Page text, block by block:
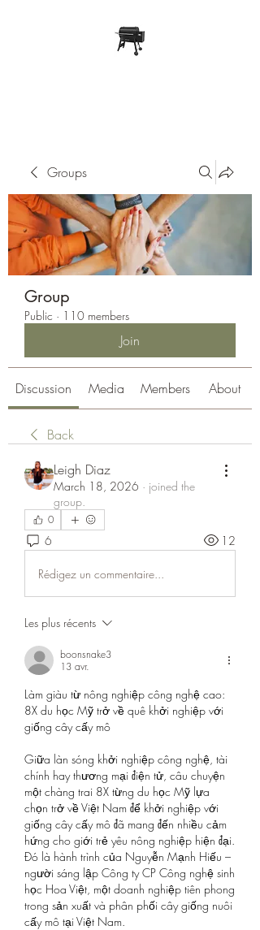
Groups
Group
Public · 110 members
Join
Discussion Media Members About
Back
Leigh Diaz
March 18, 2026 · joined the
group.
0
6 12
Rédigez un commentaire...
Les plus récents
boonsnake3
13 avr.
Làm giàu từ nông nghiệp công nghệ cao:
8X du học Mỹ trở về quê khởi nghiệp với
giống cây cấy mô
Giữa làn sóng khởi nghiệp công nghệ, tài
chính hay thương mại điện tử, câu chuyện
một chàng trai 8X từng du học Mỹ lựa
chọn trở về Việt Nam để khởi nghiệp với
giống cây cấy mô đã mang đến nhiều cảm
hứng cho giới trẻ yêu nông nghiệp hiện đại.
Đó là hành trình của Nguyễn Mạnh Hiếu –
người sáng lập Công ty CP Công nghệ sinh
học Hoa Việt, một doanh nghiệp tiên phong
trong sản xuất và phân phối cây giống nuôi
cấy mô tại Việt Nam.